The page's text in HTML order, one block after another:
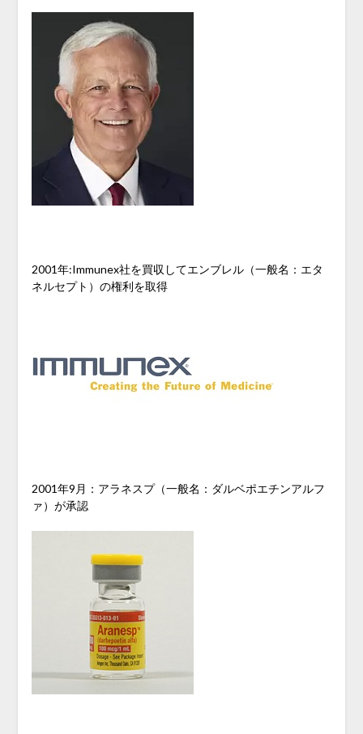
2001年:Immunex社を買収してエンブレル（一般名：エタ
ネルセプト）の権利を取得
2001年9月：アラネスプ（一般名：ダルベポエチンアルフ
ァ）が承認